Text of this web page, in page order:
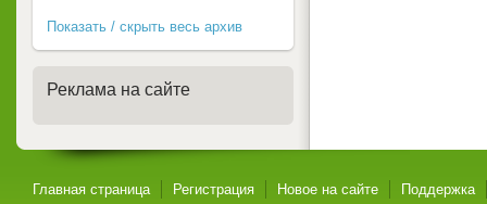
Показать / скрыть весь архив
Реклама на сайте
Главная страница Регистрация Новое на сайте Поддержка